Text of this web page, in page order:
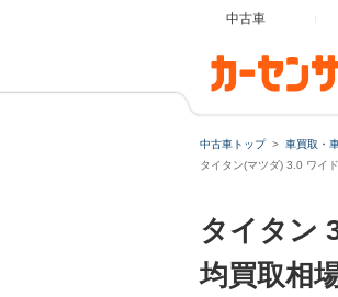
中古車
中古車トップ 車買取・
タイタン(マツダ) 3.0 ワイ
タイタン
均買取相